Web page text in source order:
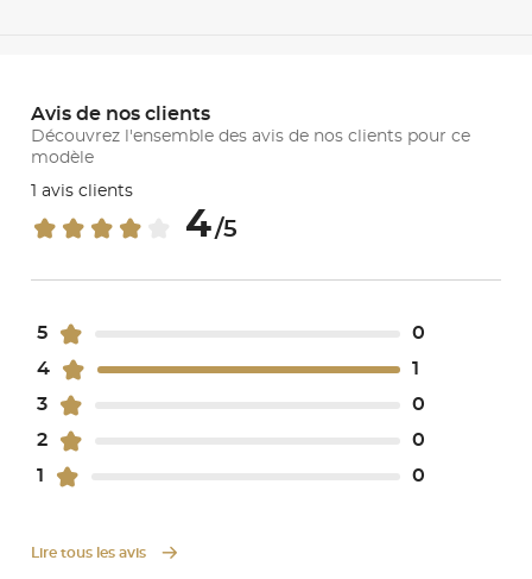
Avis de nos clients
Découvrez l'ensemble des avis de nos clients pour ce
modèle
1 avis clients
4/5
5
0
4
1
3
0
2
0
1
0
Lire tous les avis